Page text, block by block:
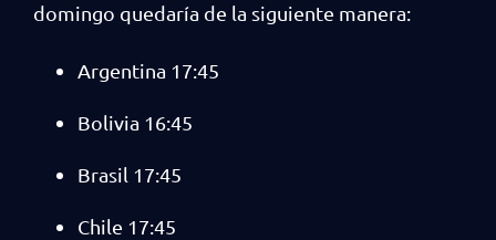
domingo quedaría de la siguiente manera:
Argentina 17:45
Bolivia 16:45
Brasil 17:45
Chile 17:45